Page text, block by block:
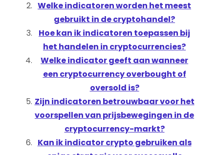
Welke indicatoren worden het meest
gebruikt in de cryptohandel?
Hoe kan ik indicatoren toepassen bij
het handelen in cryptocurrencies?
Welke indicator geeft aan wanneer
een cryptocurrency overbought of
oversold is?
Zijn indicatoren betrouwbaar voor het
voorspellen van prijsbewegingen in de
cryptocurrency-markt?
Kan ik indicator crypto gebruiken als